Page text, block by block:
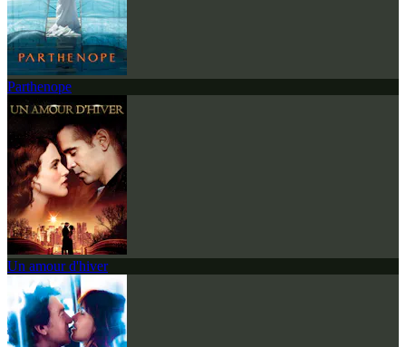
Parthenope
Un amour d'hiver